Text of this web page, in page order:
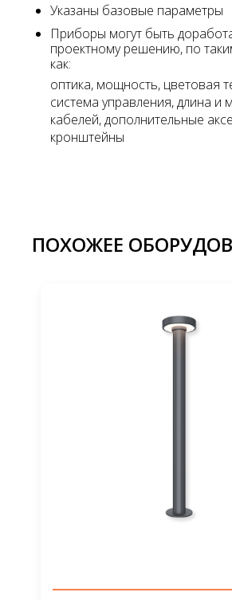
Указаны базовые параметры
Приборы могут быть
проектному решению, по
как:
оптика, мощность, цветовая
система управления, длина и
кабелей, дополнительные
кронштейны
ПОХОЖЕЕ